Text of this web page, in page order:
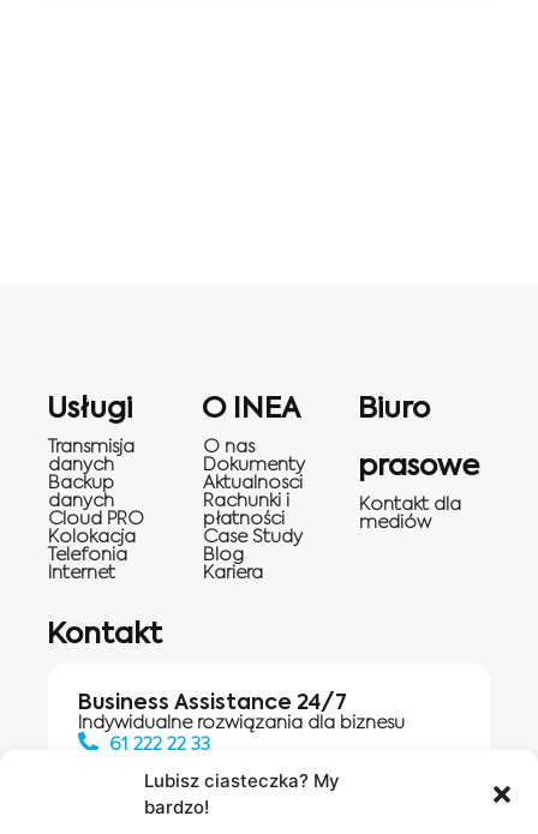
Lubisz ciasteczka? My
bardzo!
Usługi
Transmisja
danych
Backup
danych
Cloud PRO
Kolokacja
Telefonia
Internet
O INEA
O nas
Dokumenty
Aktualnosci
Rachunki i
płatności
Case Study
Blog
Kariera
Biuro
prasowe
Kontakt dla
mediów
Kontakt
Business Assistance 24/7
Indywidualne rozwiązania dla biznesu
61 222 22 33